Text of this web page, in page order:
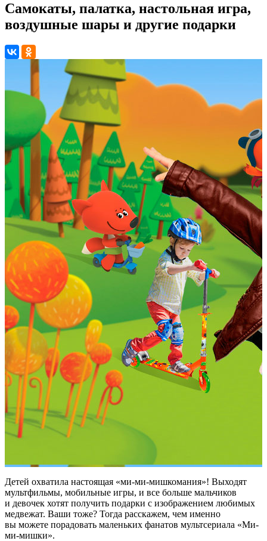
Самокаты, палатка, настольная игра,
воздушные шары и другие подарки
Детей охватила настоящая «ми-ми-мишкомания»! Выходят
мультфильмы, мобильные игры, и все больше мальчиков
и девочек хотят получить подарки с изображением любимых
медвежат. Ваши тоже? Тогда расскажем, чем именно
вы можете порадовать маленьких фанатов мультсериала «Ми-
ми-мишки».